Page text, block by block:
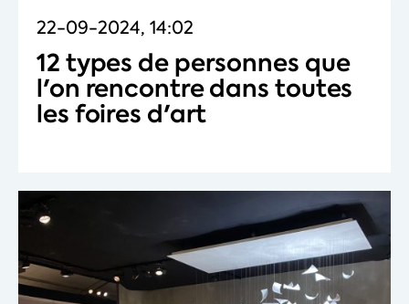
22-09-2024, 14:02
12 types de personnes que
l'on rencontre dans toutes
les foires d'art